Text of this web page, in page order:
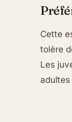
Cette
tolère
Les